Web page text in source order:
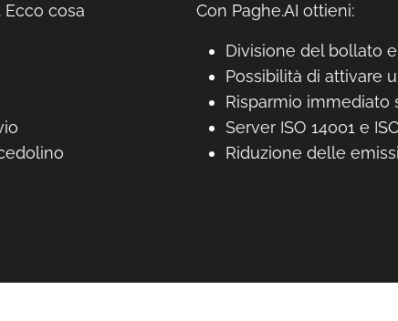
Ecco cosa
Con Paghe.AI ottieni:
Divisione del bollato
Possibilità di attivare
Risparmio immediato
Server ISO 14001 e
Riduzione delle